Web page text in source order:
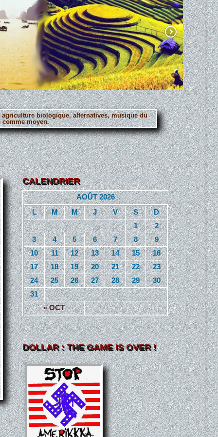
biologique, alternatives, musique du
moyen.
CALENDRIER
AOÛT 2026
L
M M J V S D
« OCT
1
2
3
4 5 6 7 8
9
10
11 12 13 14 15
16
17
18 19 20 21 22
23
24
25 26 27 28 29
30
31
DOLLAR : THE GAME IS OVER !